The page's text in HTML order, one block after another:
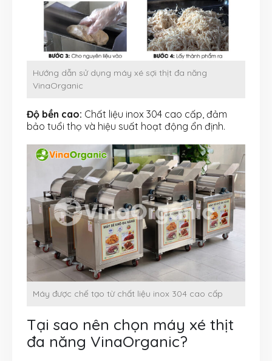
Hướng dẫn sử dụng máy xé sợi thịt đa năng
VinaOrganic
Độ bền cao: Chất liệu inox 304 cao cấp, đảm
bảo tuổi thọ và hiệu suất hoạt động ổn định.
Máy được chế tạo từ chất liệu inox 304 cao cấp
Tại sao nên chọn máy xé thịt
đa năng VinaOrganic?